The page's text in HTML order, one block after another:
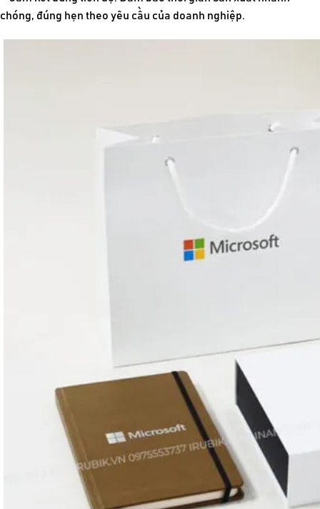
chóng, đúng hẹn theo yêu cầu của doanh nghiệp.